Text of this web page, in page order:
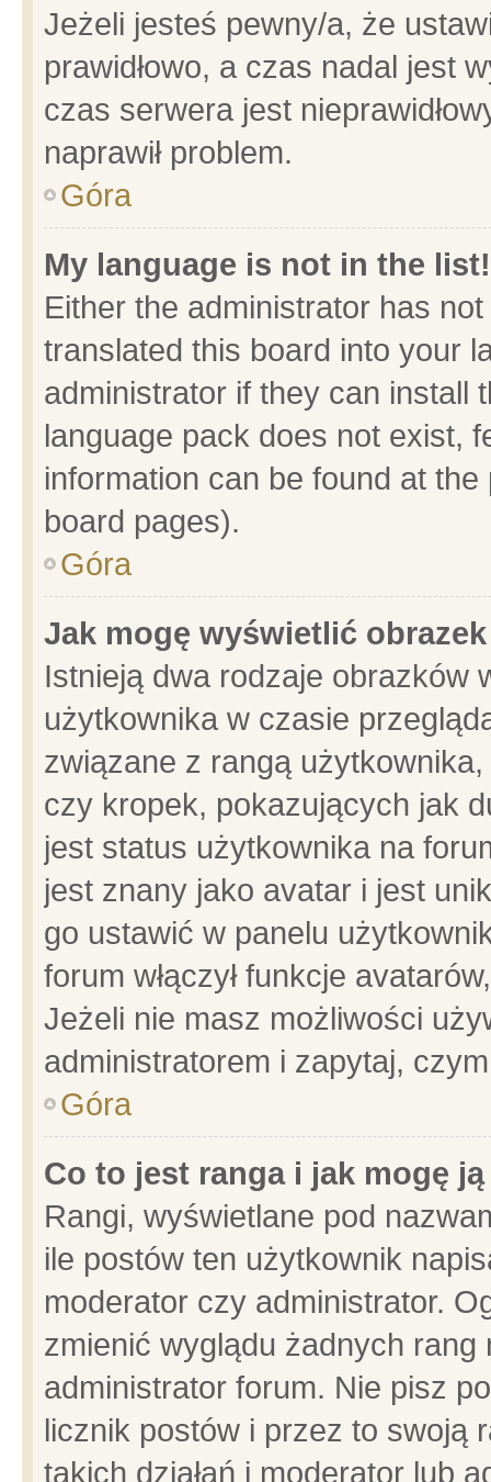
Jeżeli jesteś pewny/a, że
prawidłowo, a czas nadal jest
czas serwera jest
naprawił problem.
Góra
My language is not in the list!
Either the administrator has
translated this board into your
administrator if they can install
language pack does not exist,
information can be found at
board pages).
Góra
Jak mogę wyświetlić
Istnieją dwa rodzaje obrazków
użytkownika w czasie
związane z rangą
czy kropek, pokazujących jak
jest status użytkownika na
jest znany jako avatar i jest
go ustawić w panelu
forum włączył funkcje
Jeżeli nie masz możliwości
administratorem i zapytaj,
Góra
Co to jest ranga i jak mogę
Rangi, wyświetlane pod
ile postów ten użytkownik
moderator czy administrator.
zmienić wyglądu żadnych
administrator forum. Nie pisz
licznik postów i przez to swoją
takich działań i moderator lub